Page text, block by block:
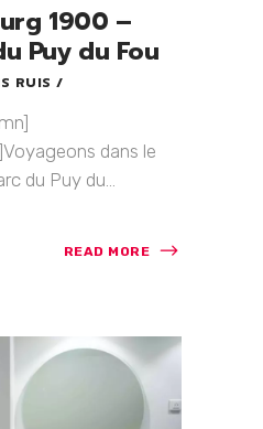
1900 –
Puy du Fou
RUIS
dans le
du Puy du...
READ MORE